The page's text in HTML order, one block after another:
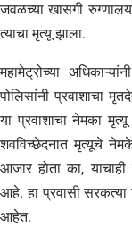
जवळच्या खासगी
त्याचा मृत्यू झाला.
महामेट्रोच्या
पोलिसांनी प्रवाशाचा
या प्रवाशाचा नेमका
शवविच्छेदनात मृत्यूचे
आजार होता का,
आहे. हा प्रवासी सरकत्या
आहेत.